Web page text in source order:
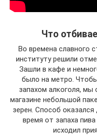
Что
Во времена славного
институту решили
Зашли в кафе и
было на метро.
запахом алкоголя,
магазине небольшой
зерен. Способ
время от запаха
исходил